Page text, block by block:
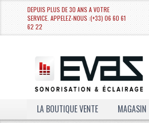
DEPUIS PLUS DE 30 ANS A VOTRE
SERVICE. APPELEZ-NOUS :(+33) 06 60 61
62 22
LA BOUTIQUE VENTE MAGASIN